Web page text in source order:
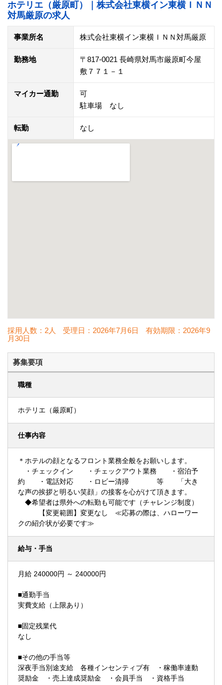
ホテリエ（厳原町）｜株式会社東横イン東横ＩＮＮ
対馬厳原の求人
事業所名 株式会社東横イン東横ＩＮＮ対馬厳原
勤務地
〒817-0021 長崎県対馬市厳原町今屋
敷７７１－１
マイカー通勤
可
駐車場 なし
転勤 なし
採用人数：2人 受理日： 2026年7月6日 有効期限： 2026年9
月30日
募集要項
職種
ホテリエ（厳原町）
仕事内容
＊ホテルの顔となるフロント業務全般をお願いします。
・チェックイン ・チェックアウト業務 ・宿泊予
約 ・電話対応 ・ロビー清掃 等 「大き
な声の挨拶と明るい笑顔」の接客を心がけて頂きます。
◆希望者は県外への転勤も可能です（チャレンジ制度）
【変更範囲】変更なし ≪応募の際は、ハローワー
クの紹介状が必要です≫
給与・手当
月給 240000円 ～ 240000円
■通勤手当
実費支給（上限あり）
■固定残業代
なし
■その他の手当等
深夜手当別途支給 各種インセンティブ有 ・稼働率連動
奨励金 ・売上達成奨励金 ・会員手当 ・資格手当